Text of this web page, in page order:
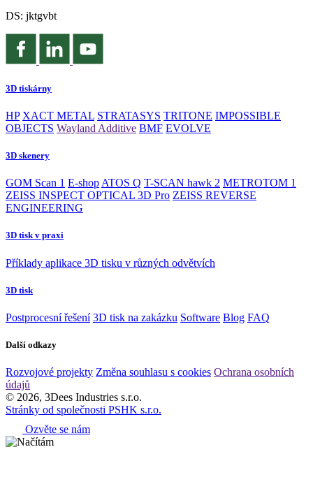
DS: jktgvbt
3D tiskárny
HP XACT METAL STRATASYS TRITONE IMPOSSIBLE
OBJECTS Wayland Additive BMF EVOLVE
3D skenery
GOM Scan 1 E-shop ATOS Q T-SCAN hawk 2 METROTOM 1
ZEISS INSPECT OPTICAL 3D Pro ZEISS REVERSE
ENGINEERING
3D tisk v praxi
Příklady aplikace 3D tisku v různých odvětvích
3D tisk
Postprocesní řešení 3D tisk na zakázku Software Blog FAQ
Další odkazy
Rozvojové projekty Změna souhlasu s cookies Ochrana osobních
údajů
© 2026, 3Dees Industries s.r.o.
Stránky od společnosti PSHK s.r.o.
Ozvěte se nám